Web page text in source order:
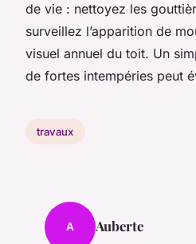
de vie : nettoyez les
surveillez l’apparition de
visuel annuel du toit. Un
de fortes intempéries peut
travaux
A Auberte